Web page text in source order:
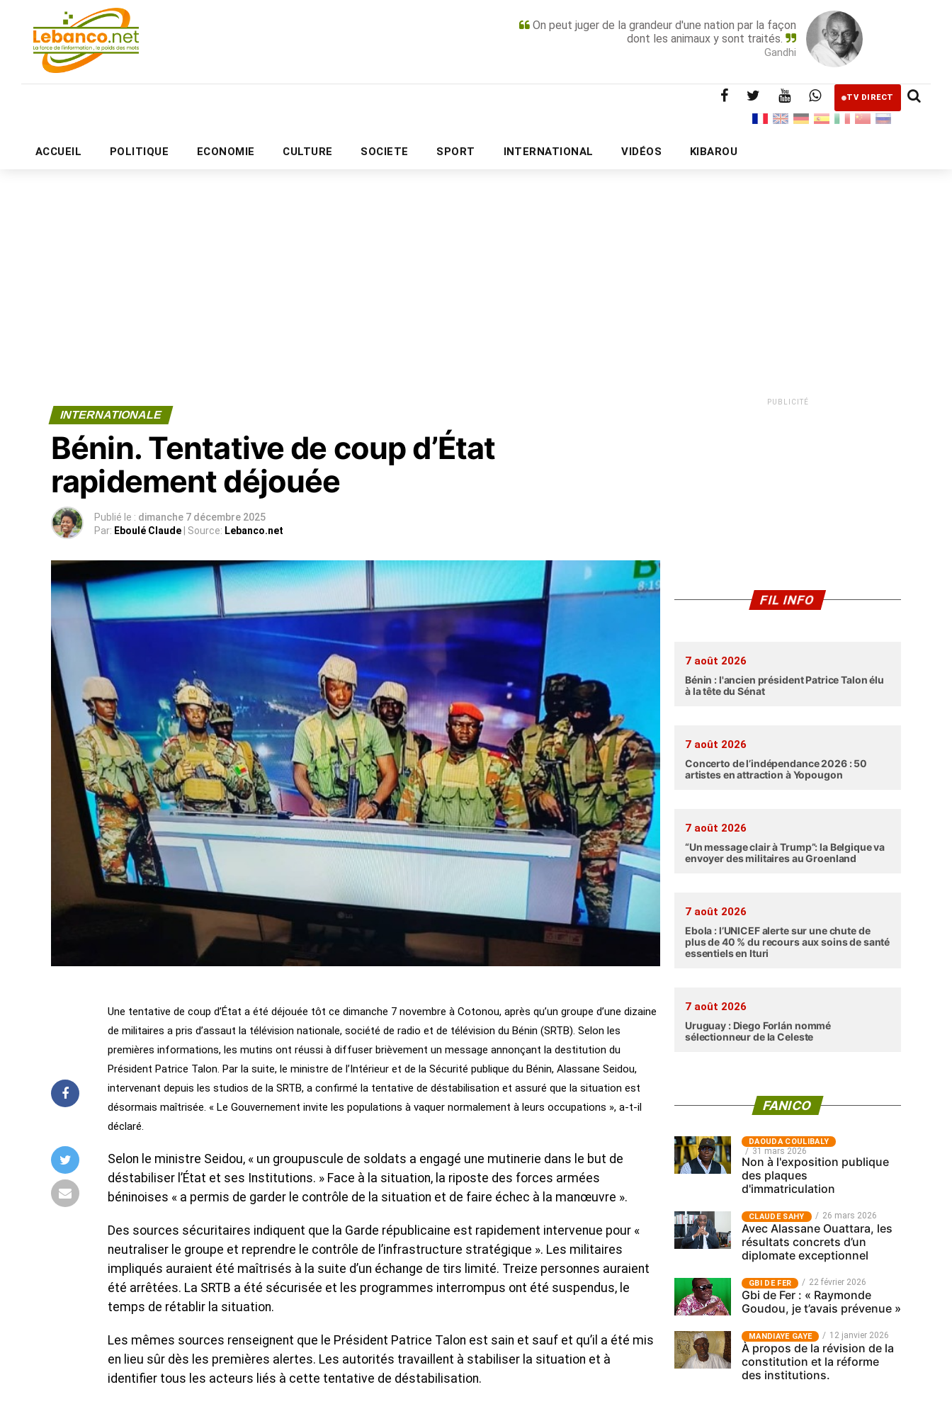
On peut juger de la grandeur d'une nation par la façon
dont les animaux y sont traités.
Gandhi
TV DIRECT
ACCUEIL POLITIQUE ECONOMIE CULTURE SOCIETE SPORT INTERNATIONAL VIDÉOS KIBAROU
PUBLICITÉ
INTERNATIONALE
Bénin. Tentative de coup d’État
rapidement déjouée
Publié le : dimanche 7 décembre 2025
Par: Eboulé Claude | Source: Lebanco.net
‎Une tentative de coup d’État a été déjouée tôt ce dimanche 7 novembre à Cotonou, après qu’un groupe d’une dizaine
de militaires a pris d’assaut la télévision nationale, société de radio et de télévision du Bénin (SRTB). Selon les
premières informations, les mutins ont réussi à diffuser brièvement un message annonçant la destitution du
Président Patrice Talon. Par la suite, ‎le ministre de l’Intérieur et de la Sécurité publique du Bénin, Alassane Seidou,
intervenant depuis les studios de la SRTB, a confirmé la tentative de déstabilisation et assuré que la situation est
désormais maîtrisée. ‎‎« Le Gouvernement invite les populations à vaquer normalement à leurs occupations », a-t-il
déclaré.
Selon le ministre Seidou, « un groupuscule de soldats a engagé une mutinerie dans le but de
déstabiliser l’État et ses Institutions. » Face à la situation, la riposte des forces armées
béninoises « a permis de garder le contrôle de la situation et de faire échec à la manœuvre ».
‎Des sources sécuritaires indiquent que la Garde républicaine est rapidement intervenue pour «
neutraliser le groupe et reprendre le contrôle de l’infrastructure stratégique ». Les militaires
impliqués auraient été maîtrisés à la suite d’un échange de tirs limité. Treize personnes auraient
été arrêtées. La SRTB a été sécurisée et les programmes interrompus ont été suspendus, le
temps de rétablir la situation.
‎Les mêmes sources renseignent que le Président Patrice Talon est sain et sauf et qu’il a été mis
en lieu sûr dès les premières alertes. Les autorités travaillent à stabiliser la situation et à
identifier tous les acteurs liés à cette tentative de déstabilisation.
PUBLICITÉ
FIL INFO
7 août 2026
Bénin : l'ancien président Patrice Talon élu
à la tête du Sénat
7 août 2026
Concerto de l’indépendance 2026 : 50
artistes en attraction à Yopougon
7 août 2026
“Un message clair à Trump”: la Belgique va
envoyer des militaires au Groenland
7 août 2026
Ebola : l’UNICEF alerte sur une chute de
plus de 40 % du recours aux soins de santé
essentiels en Ituri
7 août 2026
Uruguay : Diego Forlán nommé
sélectionneur de la Celeste
FANICO
‎DAOUDA COULIBALY
31 mars 2026
Non à l'exposition publique
des plaques
d'immatriculation
CLAUDE SAHY 26 mars 2026
Avec Alassane Ouattara, les
résultats concrets d’un
diplomate exceptionnel
GBI DE FER 22 février 2026
Gbi de Fer : « Raymonde
Goudou, je t’avais prévenue »
MANDIAYE GAYE 12 janvier 2026
À propos de la révision de la
constitution et la réforme
des institutions.